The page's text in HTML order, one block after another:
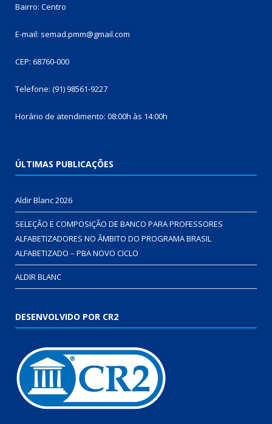
Bairro: Centro
E-mail: semad.pmm@gmail.com
CEP: 68760-000
Telefone: (91) 98561-9227
Horário de atendimento: 08:00h às 14:00h
ÚLTIMAS PUBLICAÇÕES
Aldir Blanc 2026
SELEÇÃO E COMPOSIÇÃO DE BANCO PARA PROFESSORES
ALFABETIZADORES NO ÂMBITO DO PROGRAMA BRASIL
ALFABETIZADO – PBA NOVO CICLO
ALDIR BLANC
DESENVOLVIDO POR CR2